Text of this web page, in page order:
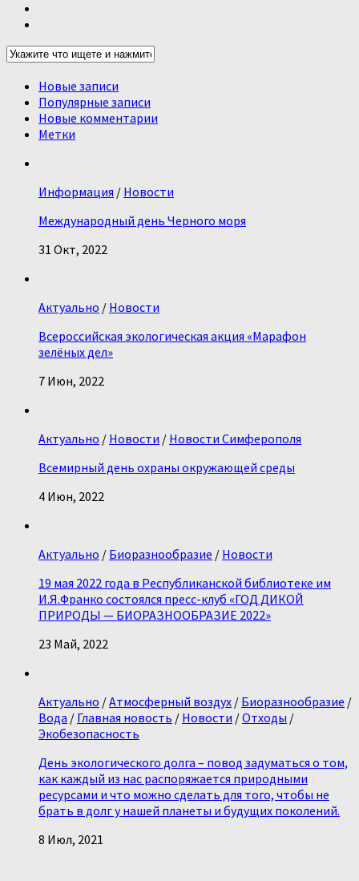
Новые записи
Популярные записи
Новые комментарии
Метки
Информация / Новости
Международный день Черного моря
31 Окт, 2022
Актуально / Новости
Всероссийская экологическая акция «Марафон
зелёных дел»
7 Июн, 2022
Актуально / Новости / Новости Симферополя
Всемирный день охраны окружающей среды
4 Июн, 2022
Актуально / Биоразнообразие / Новости
19 мая 2022 года в Республиканской библиотеке им
И.Я.Франко состоялся пресс-клуб «ГОД ДИКОЙ
ПРИРОДЫ — БИОРАЗНООБРАЗИЕ 2022»
23 Май, 2022
Актуально /Атмосферный воздух / Биоразнообразие /
Вода / Главная новость / Новости /Отходы /
Экобезопасность
День экологического долга – повод задуматься о том,
как каждый из нас распоряжается природными
ресурсами и что можно сделать для того, чтобы не
брать в долг у нашей планеты и будущих поколений.
8 Июл, 2021